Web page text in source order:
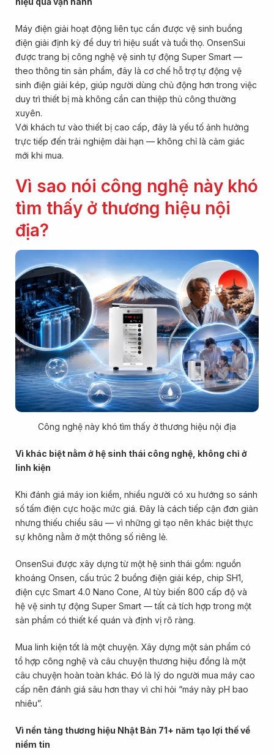
Máy điện giải hoạt động liên tục cần được vệ sinh buồng
điện giải định kỳ để duy trì hiệu suất và tuổi thọ. OnsenSui
được trang bị công nghệ vệ sinh tự động Super Smart —
theo thông tin sản phẩm, đây là cơ chế hỗ trợ tự động vệ
sinh điện giải kép, giúp người dùng chủ động hơn trong việc
duy trì thiết bị mà không cần can thiệp thủ công thường
xuyên.
Với khách tư vào thiết bị cao cấp, đây là yếu tố ảnh hưởng
trực tiếp đến trải nghiệm dài hạn — không chỉ là cảm giác
mới khi mua.
Vì sao nói công nghệ này khó
tìm thấy ở thương hiệu nội
địa?
Công nghệ này khó tìm thấy ở thương hiệu nội địa
Vì khác biệt nằm ở hệ sinh thái công nghệ, không chỉ ở
linh kiện
Khi đánh giá máy ion kiềm, nhiều người có xu hướng so sánh
số tấm điện cực hoặc mức giá. Đây là cách tiếp cận đơn giản
nhưng thiếu chiều sâu — vì những gì tạo nên khác biệt thực
sự không nằm ở một thông số riêng lẻ.
OnsenSui được xây dựng từ một hệ sinh thái gồm: nguồn
khoáng Onsen, cấu trúc 2 buồng điện giải kép, chip SH1,
điện cực Smart 4.0 Nano Cone, AI tùy biến 800 cấp độ và
hệ vệ sinh tự động Super Smart — tất cả tích hợp trong một
sản phẩm có thiết kế quán và định vị rõ ràng.
Mua linh kiện tốt là một chuyện. Xây dựng một sản phẩm có
tổ hợp công nghệ và câu chuyện thương hiệu đồng là một
câu chuyện hoàn toàn khác. Đó là lý do người mua máy cao
cấp nên đánh giá sâu hơn thay vì chỉ hỏi “máy này pH bao
nhiêu”.
Vì nền tảng thương hiệu Nhật Bản 71+ năm tạo lợi thế về
niềm tin